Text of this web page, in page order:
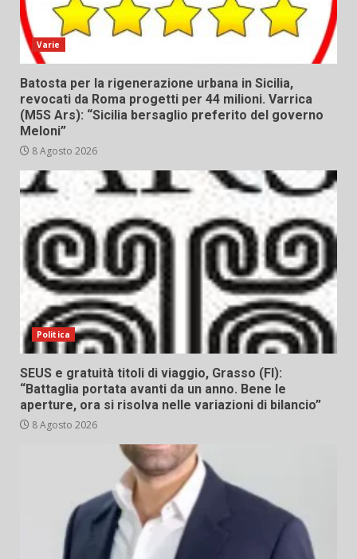
Varie
Batosta per la rigenerazione urbana in Sicilia,
revocati da Roma progetti per 44 milioni. Varrica
(M5S Ars): “Sicilia bersaglio preferito del governo
Meloni”
8 Agosto 2026
Politica
SEUS e gratuità titoli di viaggio, Grasso (FI):
“Battaglia portata avanti da un anno. Bene le
aperture, ora si risolva nelle variazioni di bilancio”
8 Agosto 2026